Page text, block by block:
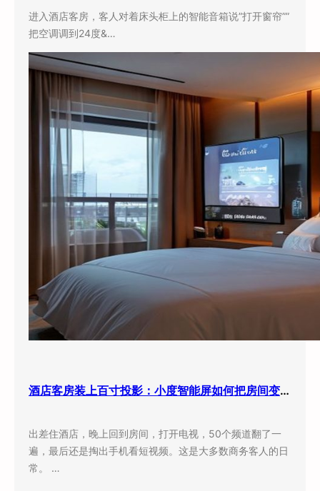
进入酒店客房，客人对着床头柜上的智能音箱说”打开窗帘””
把空调调到24度&…
酒店客房装上百寸投影：小度智能屏如何把房间变成”第三空间”
出差住酒店，晚上回到房间，打开电视，50个频道翻了一
遍，最后还是掏出手机看短视频。这是大多数商务客人的日
常。 …